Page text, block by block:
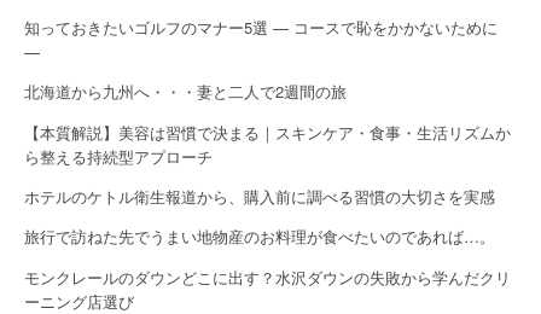
知っておきたいゴルフのマナー5選 — コースで恥をかかないために
—
北海道から九州へ・・・妻と二人で2週間の旅
【本質解説】美容は習慣で決まる｜スキンケア・食事・生活リズムか
ら整える持続型アプローチ
ホテルのケトル衛生報道から、購入前に調べる習慣の大切さを実感
旅行で訪ねた先でうまい地物産のお料理が食べたいのであれば…。
モンクレールのダウンどこに出す？水沢ダウンの失敗から学んだクリ
ーニング店選び